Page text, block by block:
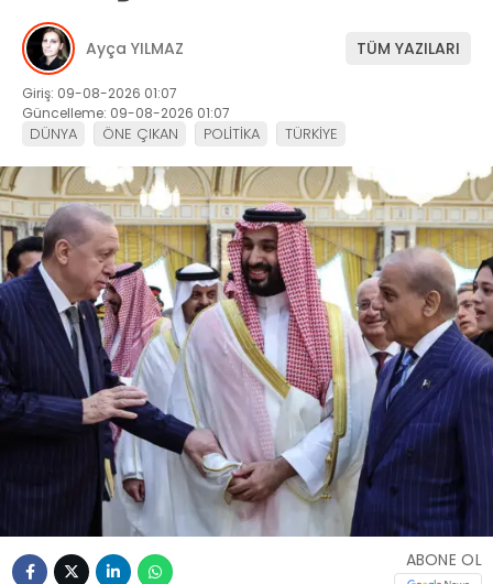
Ayça YILMAZ TÜM YAZILARI
Giriş: 09-08-2026 01:07
Güncelleme: 09-08-2026 01:07
DÜNYA ÖNE ÇIKAN POLİTİKA TÜRKİYE
ABONE OL